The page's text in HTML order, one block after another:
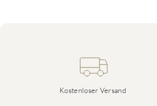
Kostenloser Versand